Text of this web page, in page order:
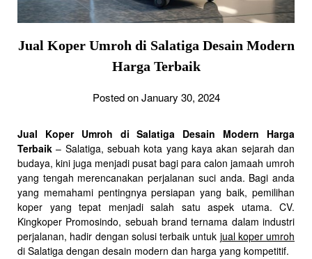
Jual Koper Umroh di Salatiga Desain Modern
Harga Terbaik
Posted on January 30, 2024
Jual Koper Umroh di Salatiga Desain Modern Harga
Terbaik – Salatiga, sebuah kota yang kaya akan sejarah dan
budaya, kini juga menjadi pusat bagi para calon jamaah umroh
yang tengah merencanakan perjalanan suci anda. Bagi anda
yang memahami pentingnya persiapan yang baik, pemilihan
koper yang tepat menjadi salah satu aspek utama. CV.
Kingkoper Promosindo, sebuah brand ternama dalam industri
perjalanan, hadir dengan solusi terbaik untuk jual koper umroh
di Salatiga dengan desain modern dan harga yang kompetitif.